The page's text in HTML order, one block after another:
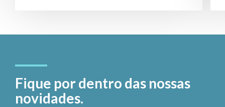
Fique por dentro das nossas
novidades.